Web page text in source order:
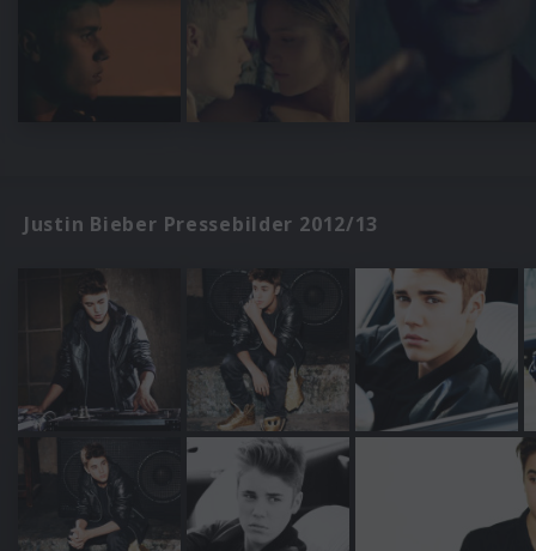
Justin Bieber Pressebilder 2012/13